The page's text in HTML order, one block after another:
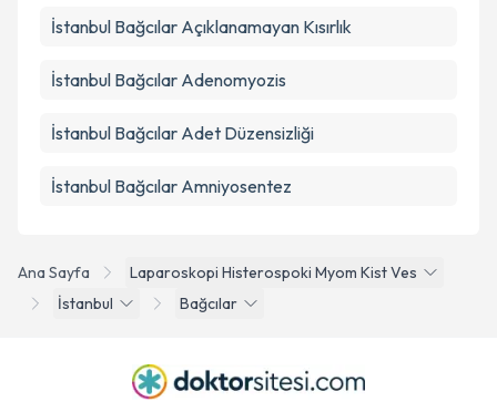
Ana Sayfa
Laparoskopi Histerospoki Myom Kist Ves
İstanbul
Bağcılar
İstanbul Bağcılar Açıklanamayan Kısırlık
İstanbul Bağcılar Adenomyozis
İstanbul Bağcılar Adet Düzensizliği
İstanbul Bağcılar Amniyosentez